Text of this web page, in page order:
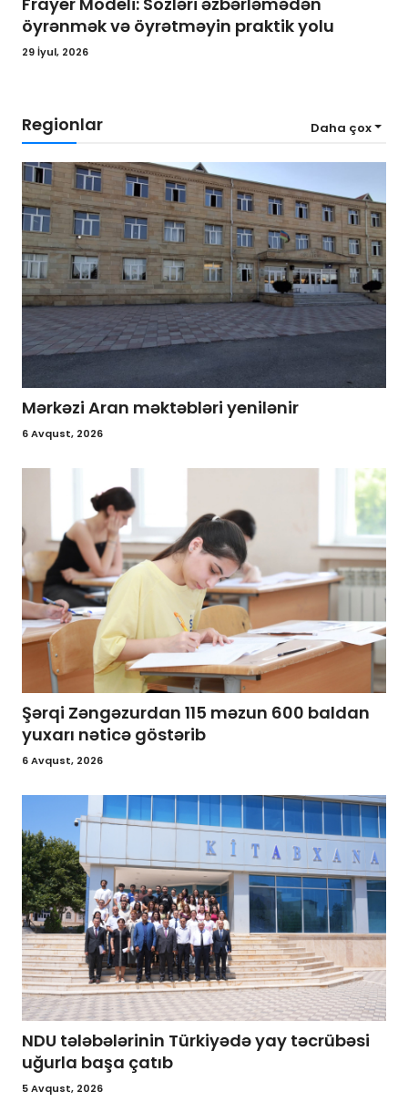
öyrənmək və öyrətməyin praktik yolu
29 İyul, 2026
Regionlar Daha çox
Mərkəzi Aran məktəbləri yenilənir
6 Avqust, 2026
Şərqi Zəngəzurdan 115 məzun 600 baldan
yuxarı nəticə göstərib
6 Avqust, 2026
NDU tələbələrinin Türkiyədə yay təcrübəsi
uğurla başa çatıb
5 Avqust, 2026